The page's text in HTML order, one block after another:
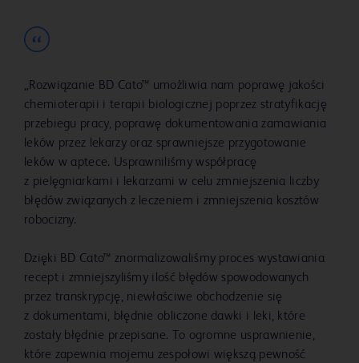
„Rozwiązanie BD Cato™ umożliwia nam poprawę jakości
chemioterapii i terapii biologicznej poprzez stratyfikację
przebiegu pracy, poprawę dokumentowania zamawiania
leków przez lekarzy oraz sprawniejsze przygotowanie
leków w aptece. Usprawniliśmy współpracę
z pielęgniarkami i lekarzami w celu zmniejszenia liczby
błędów związanych z leczeniem i zmniejszenia kosztów
robocizny.
Dzięki BD Cato™ znormalizowaliśmy proces wystawiania
recept i zmniejszyliśmy ilość błędów spowodowanych
przez transkrypcję, niewłaściwe obchodzenie się
z dokumentami, błędnie obliczone dawki i leki, które
zostały błędnie przepisane. To ogromne usprawnienie,
które zapewnia mojemu zespołowi większą pewność